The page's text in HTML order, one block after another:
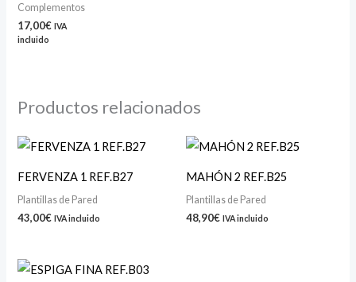
Complementos
17,00€ IVA
incluido
Productos relacionados
FERVENZA 1 REF.B27
Plantillas de Pared
43,00€ IVA incluido
MAHÓN 2 REF.B25
Plantillas de Pared
48,90€ IVA incluido